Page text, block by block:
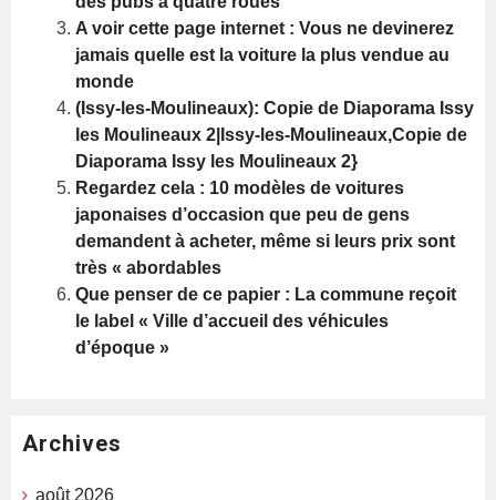
A voir cette page internet : Vous ne devinerez
jamais quelle est la voiture la plus vendue au
monde
(Issy-les-Moulineaux): Copie de Diaporama Issy
les Moulineaux 2|Issy-les-Moulineaux,Copie de
Diaporama Issy les Moulineaux 2}
Regardez cela : 10 modèles de voitures
japonaises d’occasion que peu de gens
demandent à acheter, même si leurs prix sont
très « abordables
Que penser de ce papier : La commune reçoit
le label « Ville d’accueil des véhicules
d’époque »
Archives
août 2026